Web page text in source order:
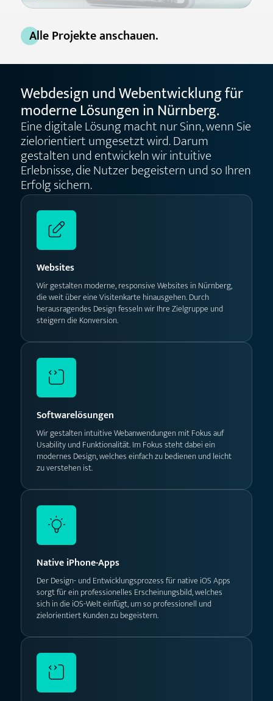
Alle Projekte anschauen.
Webdesign und Webentwicklung für
moderne Lösungen in Nürnberg.
Eine digitale Lösung macht nur Sinn, wenn Sie
zielorientiert umgesetzt wird. Darum
gestalten und entwickeln wir intuitive
Erlebnisse, die Nutzer begeistern und so Ihren
Erfolg sichern.
Websites
Wir gestalten moderne, responsive Websites in Nürnberg,
die weit über eine Visitenkarte hinausgehen. Durch
herausragendes Design fesseln wir Ihre Zielgruppe und
steigern die Konversion.
Softwarelösungen
Wir gestalten intuitive Webanwendungen mit Fokus auf
Usability und Funktionalität. Im Fokus steht dabei ein
modernes Design, welches einfach zu bedienen und leicht
zu verstehen ist.
Native iPhone-Apps
Der Design- und Entwicklungsprozess für native iOS Apps
sorgt für ein professionelles Erscheinungsbild, welches
sich in die iOS-Welt einfügt, um so professionell und
zielorientiert Kunden zu begeistern.